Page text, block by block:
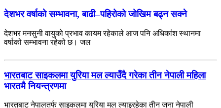
देशभर वर्षाको सम्भावना, बाढी–पहिरोको जोखिम बढ्न सक्ने
देशभर मनसुनी वायुको प्रभाव कायम रहेकाले आज पनि अधिकांश स्थानमा
वर्षाको सम्भावना रहेको छ। जल
भारतबाट साइकलमा युरिया मल ल्याउँदै गरेका तीन नेपाली महिला
भारतमै नियन्त्रणमा
भारतबाट नेपालतर्फ साइकलमा युरिया मल ल्याइरहेका तीन जना नेपाली